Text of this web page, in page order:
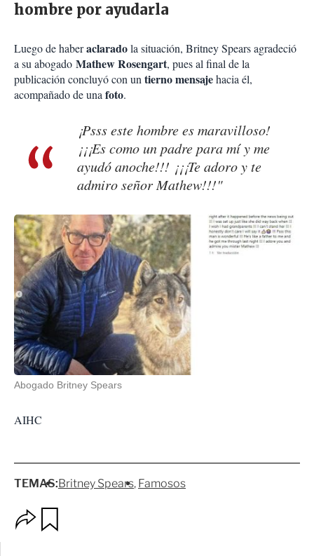
hombre por ayudarla
Luego de haberaclaradola situación, Britney Spears agradeció
a su abogado MathewRosengart, pues al final de la
publicación concluyó con untierno mensajehacia él,
acompañado de unafoto.
¡Psss este hombre es maravilloso!
¡¡¡Es como un padre para mí y me
ayudó anoche!!! ¡¡¡Te adoro y te
admiro señor Mathew!!!"
Abogado Britney Spears
AIHC
TEMAS:Britney Spears Famosos